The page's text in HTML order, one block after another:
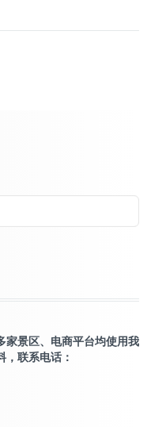
家景区、电商平台均使用我
联系电话：